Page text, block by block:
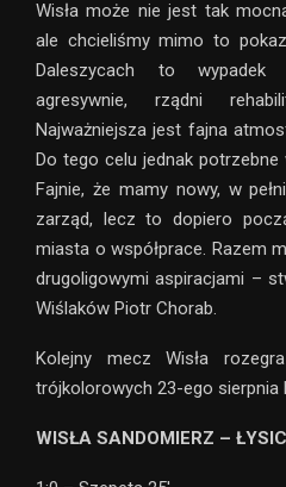
Wisła może nie jest tak
ale chcieliśmy mimo to
Daleszycach to wypadek
agresywnie, rządni
Najważniejsza jest fajna
Do tego celu jednak
Fajnie, że mamy nowy, w
zarząd, lecz to dopiero
miasta o współprace. Razem
drugoligowymi aspiracjami –
Wiślaków Piotr Chorab.
Kolejny mecz Wisła
trójkolorowych 23-ego sierpnia
WISŁA SANDOMIERZ –